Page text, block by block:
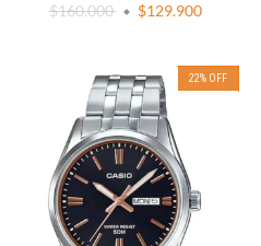
$160.000
$129.900
22% OFF